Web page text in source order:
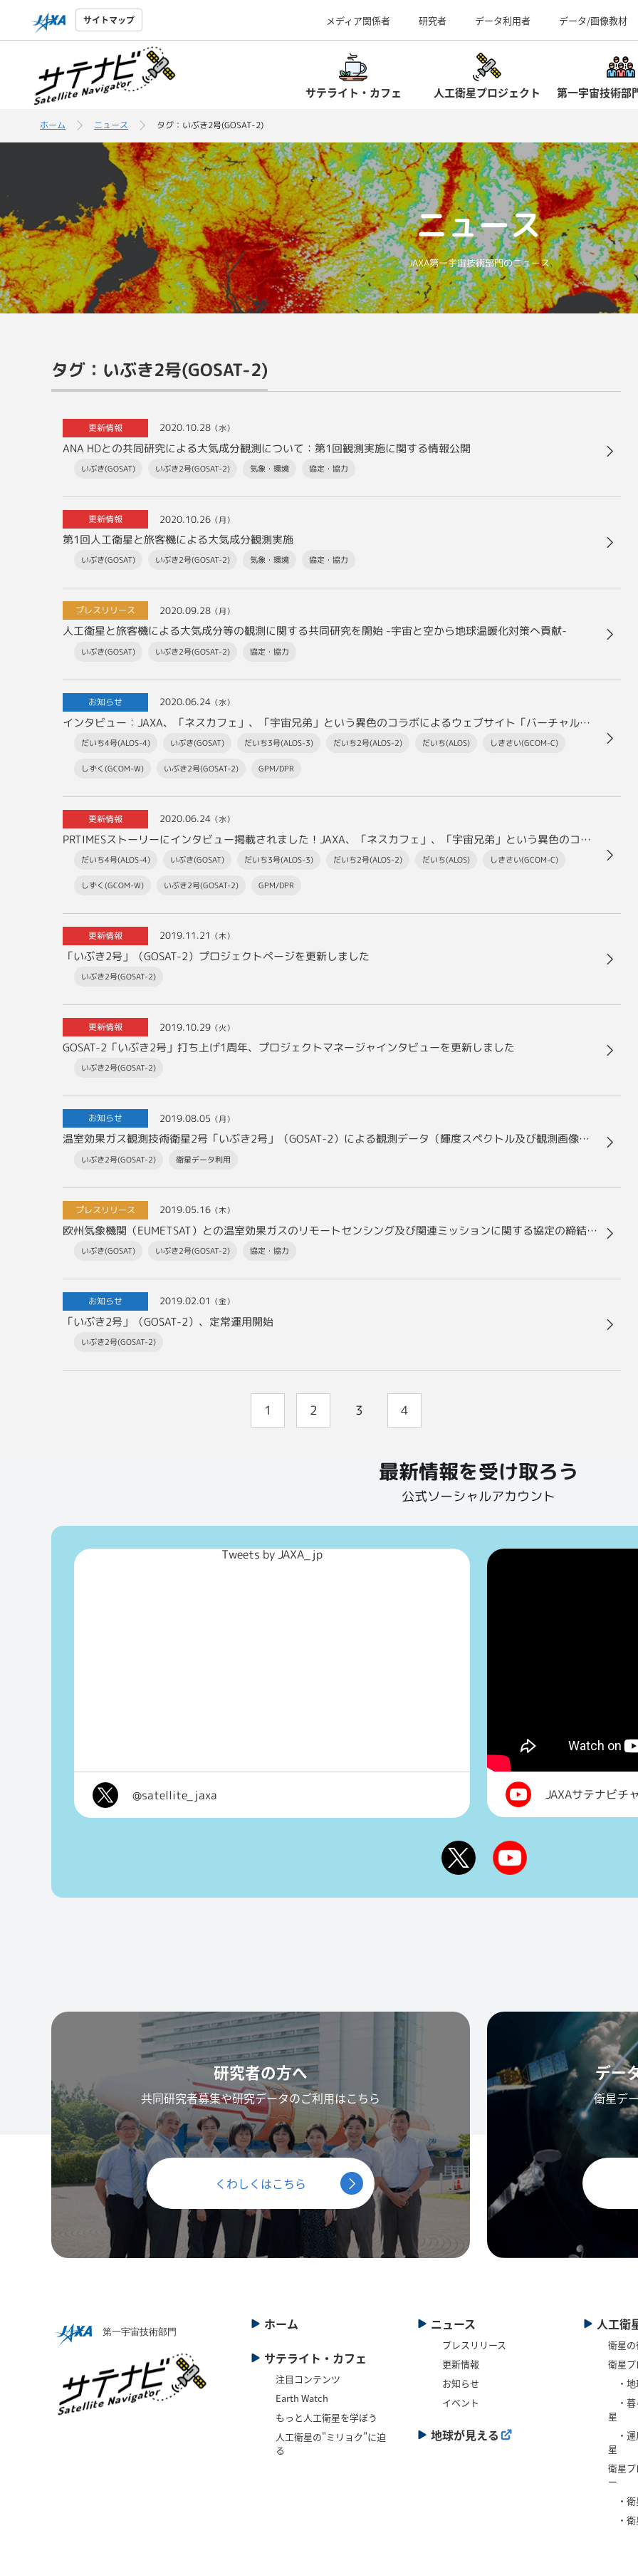
サイトマップ メディア関係者 研究者 データ利用者 データ/画像教材
サテライト・カフェ 人工衛星プロジェクト 第一宇宙技術部
ホーム ニュース タグ：いぶき2号(GOSAT-2)
ニュース
JAXA第一宇宙技術部門のニュース
タグ：いぶき2号(GOSAT-2)
更新情報 2020.10.28 （水）
ANA HDとの共同研究による大気成分観測について：第1回観測実施に関する情報公開
いぶき(GOSAT) いぶき2号(GOSAT-2) 気象・環境 協定・協力
更新情報 2020.10.26 （月）
第1回人工衛星と旅客機による大気成分観測実施
いぶき(GOSAT) いぶき2号(GOSAT-2) 気象・環境 協定・協力
プレスリリース 2020.09.28 （月）
人工衛星と旅客機による大気成分等の観測に関する共同研究を開始 -宇宙と空から地球温暖化対策へ貢献-
いぶき(GOSAT) いぶき2号(GOSAT-2) 協定・協力
お知らせ 2020.06.24 （水）
インタビュー：JAXA、「ネスカフェ」、「宇宙兄弟」という異色のコラボによるウェブサイト「バーチャル科学館」はなぜ生まれたのか～宇宙とコーヒーを通して考えるこれからの未来のこと～
だいち4号(ALOS-4) いぶき(GOSAT) だいち3号(ALOS-3) だいち2号(ALOS-2) だいち(ALOS) しきさい(GCOM-C)
しずく(GCOM-W) いぶき2号(GOSAT-2) GPM/DPR
更新情報 2020.06.24 （水）
PRTIMESストーリーにインタビュー掲載されました！JAXA、「ネスカフェ」、「宇宙兄弟」という異色のコラボによるウェブサイト「バーチャル科学館」はなぜ生まれたのか～宇宙とコーヒーを通して考えるこれからの未来のこと～
だいち4号(ALOS-4) いぶき(GOSAT) だいち3号(ALOS-3) だいち2号(ALOS-2) だいち(ALOS) しきさい(GCOM-C)
しずく(GCOM-W) いぶき2号(GOSAT-2) GPM/DPR
更新情報 2019.11.21 （木）
「いぶき2号」（GOSAT-2）プロジェクトページを更新しました
いぶき2号(GOSAT-2)
更新情報 2019.10.29 （火）
GOSAT-2「いぶき2号」打ち上げ1周年、プロジェクトマネージャインタビューを更新しました
いぶき2号(GOSAT-2)
お知らせ 2019.08.05 （月）
温室効果ガス観測技術衛星2号「いぶき2号」（GOSAT-2）による観測データ（輝度スペクトル及び観測画像）の一般提供開始について
いぶき2号(GOSAT-2) 衛星データ利用
プレスリリース 2019.05.16 （木）
欧州気象機関（EUMETSAT）との温室効果ガスのリモートセンシング及び関連ミッションに関する協定の締結について
いぶき(GOSAT) いぶき2号(GOSAT-2) 協定・協力
お知らせ 2019.02.01 （金）
「いぶき2号」（GOSAT-2）、定常運用開始
いぶき2号(GOSAT-2)
1 2 3 4
最新情報を受け取ろう
公式ソーシャルアカウント
Tweets by JAXA_jp
@satellite_jaxa JAXAサテナビチ
研究者の方へ
共同研究者募集や研究データのご利用はこちら
くわしくはこちら
デー
衛星デ
ホーム
サテライト・カフェ
注目コンテンツ
Earth Watch
もっと人工衛星を学ぼう
人工衛星の"ミリョク"に迫
る
ニュース
プレスリリース
更新情報
お知らせ
イベント
地球が見える
人工衛
衛星
衛星
・地
・暮
星
・運
星
衛星
ー
・衛
・衛